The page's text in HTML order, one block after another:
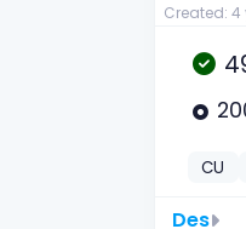
Created: 4
CU
Des